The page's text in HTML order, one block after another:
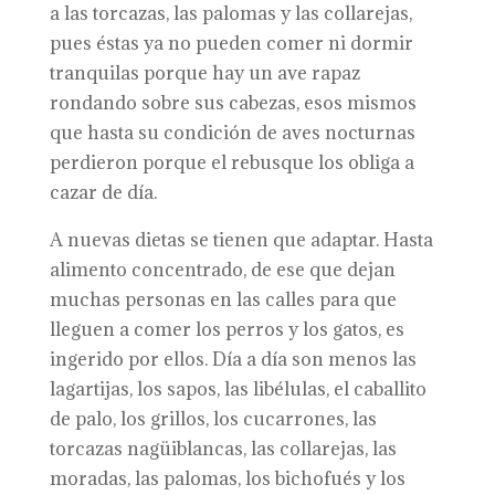
a las torcazas, las palomas y las collarejas,
pues éstas ya no pueden comer ni dormir
tranquilas porque hay un ave rapaz
rondando sobre sus cabezas, esos mismos
que hasta su condición de aves nocturnas
perdieron porque el rebusque los obliga a
cazar de día.
A nuevas dietas se tienen que adaptar. Hasta
alimento concentrado, de ese que dejan
muchas personas en las calles para que
lleguen a comer los perros y los gatos, es
ingerido por ellos. Día a día son menos las
lagartijas, los sapos, las libélulas, el caballito
de palo, los grillos, los cucarrones, las
torcazas nagüiblancas, las collarejas, las
moradas, las palomas, los bichofués y los